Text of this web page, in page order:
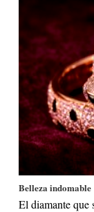
Belleza indomable
El diamante